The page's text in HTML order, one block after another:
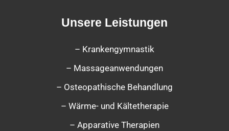
Unsere Leistungen
– Krankengymnastik
– Massageanwendungen
– Osteopathische Behandlung
– Wärme- und Kältetherapie
– Apparative Therapien